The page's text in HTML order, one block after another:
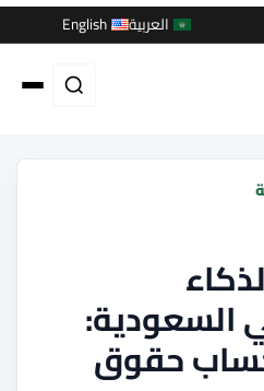
العربية English
السعودية:
حساب حقوق